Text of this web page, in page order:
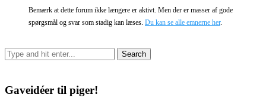
Bemærk at dette forum ikke længere er aktivt. Men der er masser af gode
spørgsmål og svar som stadig kan læses. Du kan se alle emnerne her.
Gaveidéer til piger!